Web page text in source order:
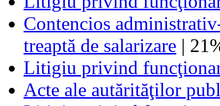
Contencios
treaptă de salarizare |
Litigiu privind
Acte ale autărităţilor